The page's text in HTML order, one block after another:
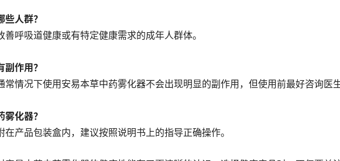
人群？
呼吸道健康或有特定健康需求的成年人群体。
作用？
情况下使用安易本草中药雾化器不会出现明显的副作用，但使用前最好咨询医生
化器？
产品包装盒内，建议按照说明书上的指导正确操作。